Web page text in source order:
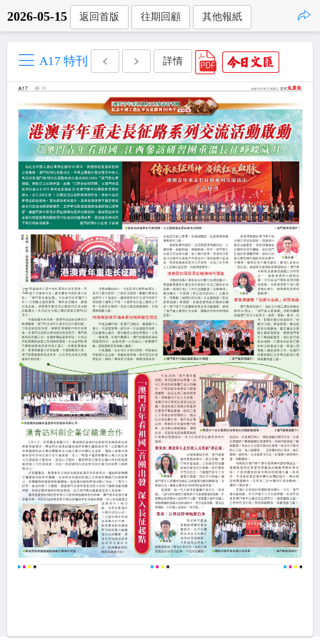
2026-05-15 返回首版 往期回顧 其他報紙
A17 特刊 詳情